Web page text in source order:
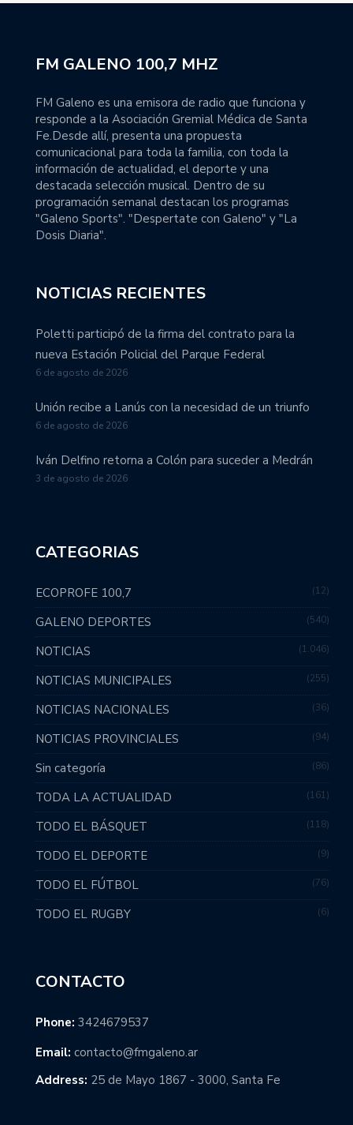
FM GALENO 100,7 MHZ
FM Galeno es una emisora de radio que funciona y
responde a la Asociación Gremial Médica de Santa
Fe.Desde allí, presenta una propuesta
comunicacional para toda la familia, con toda la
información de actualidad, el deporte y una
destacada selección musical. Dentro de su
programación semanal destacan los programas
"Galeno Sports". "Despertate con Galeno" y "La
Dosis Diaria".
NOTICIAS RECIENTES
Poletti participó de la firma del contrato para la
nueva Estación Policial del Parque Federal
6 de agosto de 2026
Unión recibe a Lanús con la necesidad de un triunfo
6 de agosto de 2026
Iván Delfino retorna a Colón para suceder a Medrán
3 de agosto de 2026
CATEGORIAS
ECOPROFE 100,7 12
GALENO DEPORTES 540
NOTICIAS 1.046
NOTICIAS MUNICIPALES 255
NOTICIAS NACIONALES 36
NOTICIAS PROVINCIALES 94
Sin categoría 86
TODA LA ACTUALIDAD 161
TODO EL BÁSQUET 118
TODO EL DEPORTE 9
TODO EL FÚTBOL 76
TODO EL RUGBY 6
CONTACTO
Phone: 3424679537
Email: contacto@fmgaleno.ar
Address: 25 de Mayo 1867 - 3000, Santa Fe